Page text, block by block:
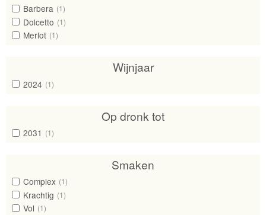
Barbera (1)
Dolcetto (1)
Merlot (1)
Wijnjaar
2024 (1)
Op dronk tot
2031 (1)
Smaken
Complex (1)
Krachtig (1)
Vol (1)